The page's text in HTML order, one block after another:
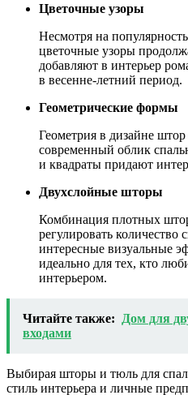
Цветочные узоры
Несмотря на
цветочные узоры
добавляют в интерьер
в весенне-летний период.
Геометрические формы
Геометрия в дизайне
современный облик
и квадраты придают
Двухслойные шторы
Комбинация плотных
регулировать количество
интересные визуальные
идеально для тех, кто
интерьером.
Читайте также:
Дом для
входами
Выбирая шторы и тюль для
стиль интерьера и личные